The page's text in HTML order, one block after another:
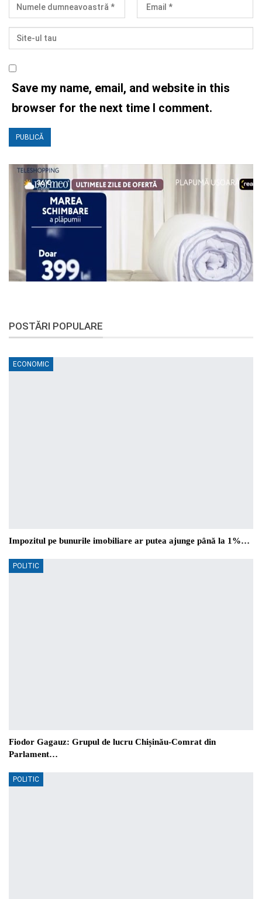
Save my name, email, and website in this
browser for the next time I comment.
POSTĂRI POPULARE
ECONOMIC
Impozitul pe bunurile imobiliare ar putea ajunge până la 1%…
POLITIC
Fiodor Gagauz: Grupul de lucru Chișinău-Comrat din
Parlament…
POLITIC